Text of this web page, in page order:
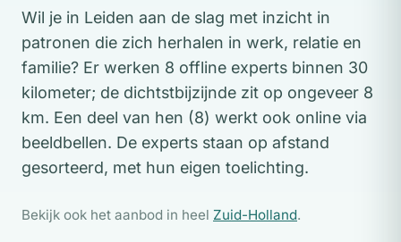
Wil je in Leiden aan de slag met inzicht in
patronen die zich herhalen in werk, relatie en
familie? Er werken 8 offline experts binnen 30
kilometer; de dichtstbijzijnde zit op ongeveer 8
km. Een deel van hen (8) werkt ook online via
beeldbellen. De experts staan op afstand
gesorteerd, met hun eigen toelichting.
Bekijk ook het aanbod in heel Zuid-Holland.